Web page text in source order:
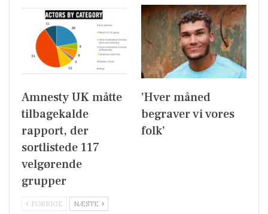
Amnesty UK måtte
tilbagekalde
rapport, der
sortlistede 117
velgørende
grupper
’Hver måned
begraver vi vores
folk’
FORRIGE NÆSTE